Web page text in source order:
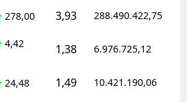
278,00 3,93 288.490.422,75
4,42 1,38 6.976.725,12
24,48 1,49 10.421.190,06